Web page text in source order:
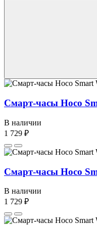
Смарт-часы Hoco
В наличии
1 729 ₽
Смарт-часы Hoco
В наличии
1 729 ₽